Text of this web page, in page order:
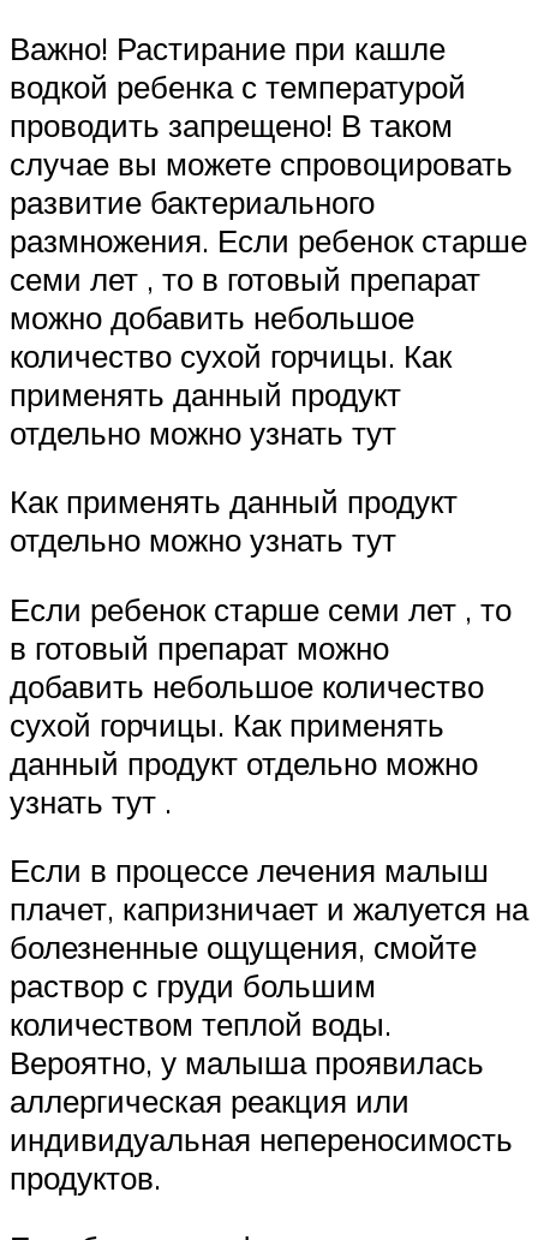
Важно! Растирание при кашле
водкой ребенка с температурой
проводить запрещено! В таком
случае вы можете спровоцировать
развитие бактериального
размножения. Если ребенок старше
семи лет , то в готовый препарат
можно добавить небольшое
количество сухой горчицы. Как
применять данный продукт
отдельно можно узнать тут
Как применять данный продукт
отдельно можно узнать тут
Если ребенок старше семи лет , то
в готовый препарат можно
добавить небольшое количество
сухой горчицы. Как применять
данный продукт отдельно можно
узнать тут .
Если в процессе лечения малыш
плачет, капризничает и жалуется на
болезненные ощущения, смойте
раствор с груди большим
количеством теплой воды.
Вероятно, у малыша проявилась
аллергическая реакция или
индивидуальная непереносимость
продуктов.